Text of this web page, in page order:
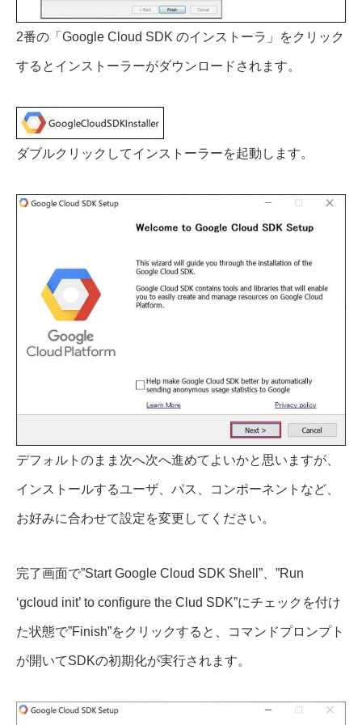
2番の「Google Cloud SDK のインストーラ」をクリック
するとインストーラーがダウンロードされます。
ダブルクリックしてインストーラーを起動します。
デフォルトのまま次へ次へ進めてよいかと思いますが、
インストールするユーザ、パス、コンポーネントなど、
お好みに合わせて設定を変更してください。
完了画面で”Start Google Cloud SDK Shell”、”Run
‘gcloud init’ to configure the Clud SDK”にチェックを付け
た状態で”Finish”をクリックすると、コマンドプロンプト
が開いてSDKの初期化が実行されます。